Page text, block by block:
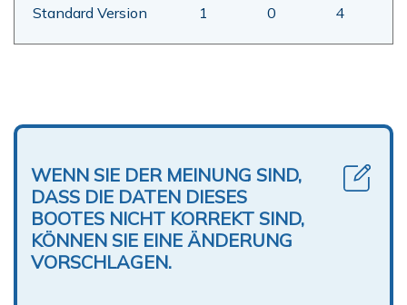
Standard Version 1 0 4
WENN SIE DER MEINUNG SIND,
DASS DIE DATEN DIESES
BOOTES NICHT KORREKT SIND,
KÖNNEN SIE EINE ÄNDERUNG
VORSCHLAGEN.